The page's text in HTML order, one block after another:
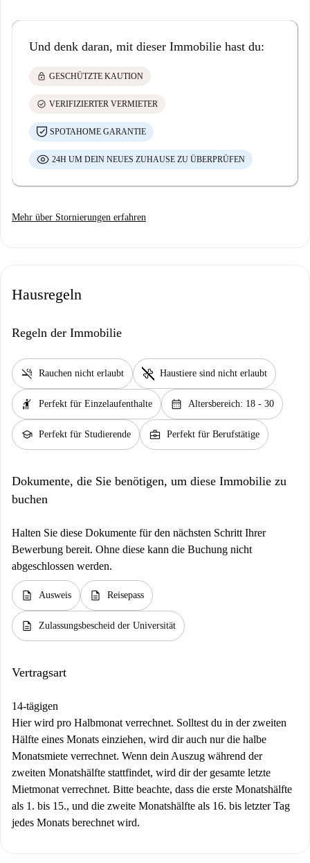
Und denk daran, mit dieser Immobilie hast du:
lock GESCHÜTZTE KAUTION
check_circle VERIFIZIERTER VERMIETER
SPOTAHOME GARANTIE
24H UM DEIN NEUES ZUHAUSE ZU ÜBERPRÜFEN
Mehr über Stornierungen erfahren
Hausregeln
Regeln der Immobilie
smoke_free Rauchen nicht erlaubt pet_supplies Haustiere sind nicht erlaubt
hail Perfekt für Einzelaufenthalte calendar_month Altersbereich: 18 - 30
school Perfekt für Studierende business_center Perfekt für Berufstätige
Dokumente, die Sie benötigen, um diese Immobilie zu
buchen
Halten Sie diese Dokumente für den nächsten Schritt Ihrer
Bewerbung bereit. Ohne diese kann die Buchung nicht
abgeschlossen werden.
description Ausweis description Reisepass
description Zulassungsbescheid der Universität
Vertragsart
14-tägigen
Hier wird pro Halbmonat verrechnet. Solltest du in der zweiten
Hälfte eines Monats einziehen, wird dir auch nur die halbe
Monatsmiete verrechnet. Wenn dein Auszug während der
zweiten Monatshälfte stattfindet, wird dir der gesamte letzte
Mietmonat verrechnet. Bitte beachte, dass die erste Monatshälfte
als 1. bis 15., und die zweite Monatshälfte als 16. bis letzter Tag
jedes Monats berechnet wird.